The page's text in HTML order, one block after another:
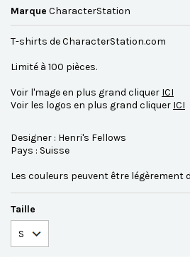
Marque CharacterStation
T-shirts de CharacterStation.com
Limité à 100 pièces.
Voir l'mage en plus grand cliquer ICI
Voir les logos en plus grand cliquer ICI
Designer : Henri's Fellows
Pays : Suisse
Les couleurs peuvent être légèrement
Taille